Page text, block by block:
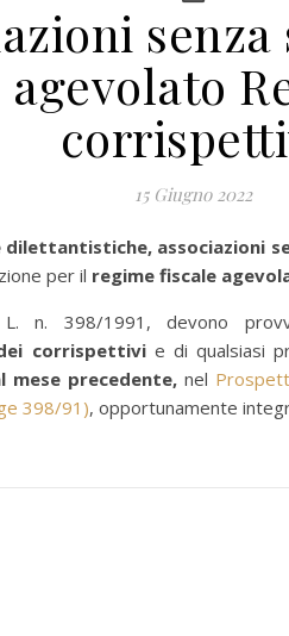
15 Giugno 2022
associazioni
per il regime fiscale
n. 398/1991, devono
corrispettivi e di qualsiasi
mese precedente, nel
398/91), opportunamente